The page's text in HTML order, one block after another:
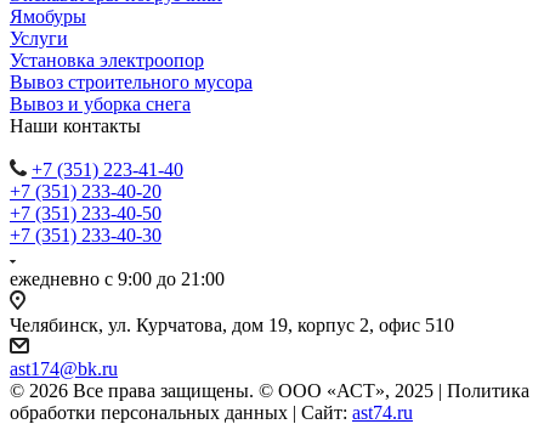
Ямобуры
Услуги
Установка электроопор
Вывоз строительного мусора
Вывоз и уборка снега
Наши контакты
+7 (351) 223-41-40
+7 (351) 233-40-20
+7 (351) 233-40-50
+7 (351) 233-40-30
ежедневно с 9:00 до 21:00
Челябинск, ул. Курчатова, дом 19, корпус 2, офис 510
ast174@bk.ru
© 2026 Все права защищены. © ООО «АСТ», 2025 | Политика
обработки персональных данных | Сайт: ast74.ru